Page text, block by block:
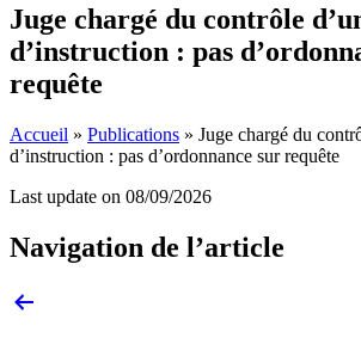
Juge chargé du contrôle
d’instruction : pas
requête
Accueil » Publications » Juge chargé du
d’instruction : pas d’ordonnance sur requête
Last update on 08/09/2026
Navigation de l’article